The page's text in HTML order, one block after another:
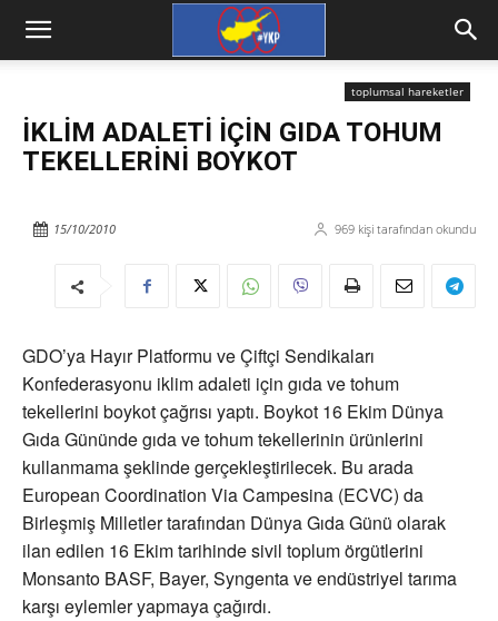
toplumsal hareketler
İKLİM ADALETİ İÇİN GIDA TOHUM
TEKELLERİNİ BOYKOT
969 kişi tarafından okundu
15/10/2010
GDO’ya Hayır Platformu ve Çiftçi Sendikaları
Konfederasyonu iklim adaleti için gıda ve tohum
tekellerini boykot çağrısı yaptı. Boykot 16 Ekim Dünya
Gıda Gününde gıda ve tohum tekellerinin ürünlerini
kullanmama şeklinde gerçekleştirilecek. Bu arada
European Coordination Via Campesina (ECVC) da
Birleşmiş Milletler tarafından Dünya Gıda Günü olarak
ilan edilen 16 Ekim tarihinde sivil toplum örgütlerini
Monsanto BASF, Bayer, Syngenta ve endüstriyel tarıma
karşı eylemler yapmaya çağırdı.